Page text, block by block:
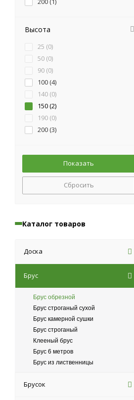
Высота
25 (0)
50 (0)
90 (0)
100 (4)
140 (0)
150 (2)
190 (0)
200 (3)
Сбросить
Каталог товаров
Доска
Брус
Брус обрезной
Брус строганый сухой
Брус камерной сушки
Брус строганый
Клееный брус
Брус 6 метров
Брус из лиственницы
Брусок